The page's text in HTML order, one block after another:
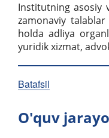
Institutning asosiy
zamonaviy
holda adliya
yuridik xizmat,
Batafsil
O'quv